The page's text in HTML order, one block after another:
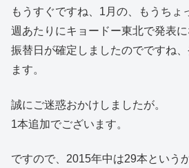
もうすぐですね、1月の、もうちょ
週あたりにキョードー東北で発表に
振替日が確定しましたのでですね
ます。
誠にご迷惑おかけしましたが。
1本追加でございます。
ですので、2015年中は29本という